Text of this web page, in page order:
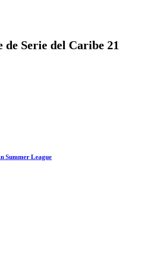
de Serie del Caribe 21
Summer League